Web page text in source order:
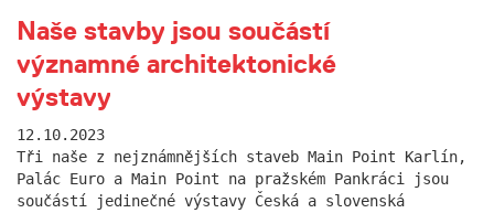
Naše stavby jsou součástí
významné architektonické
výstavy
12.10.2023
Tři naše z nejznámnějších staveb Main Point Karlín,
Palác Euro a Main Point na pražském Pankráci jsou
součástí jedinečné výstavy Česká a slovenská